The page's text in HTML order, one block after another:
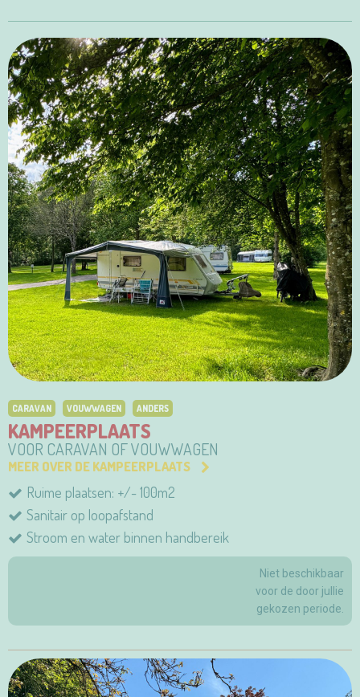
CARAVAN VOUWWAGEN ANDERS
KAMPEERPLAATS
VOOR CARAVAN OF VOUWWAGEN
MEER OVER DE KAMPEERPLAATS
Ruime plaatsen: +/- 100m2
Sanitair op loopafstand
Stroom en water binnen handbereik
Niet beschikbaar
voor de door jullie
gekozen periode.